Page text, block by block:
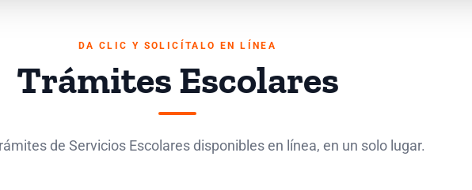
DA CLIC Y SOLICÍTALO EN LÍNEA
Trámites Escolares
de Servicios Escolares disponibles en línea, en un solo lugar.